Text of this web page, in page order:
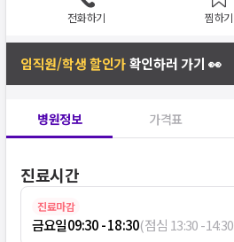
전화하기 찜하기
임직원/학생 할인가확인하러 가기 👀
병원정보 가격표
진료시간
진료마감
금요일09:30 - 18:30(점심 13:30-14:30